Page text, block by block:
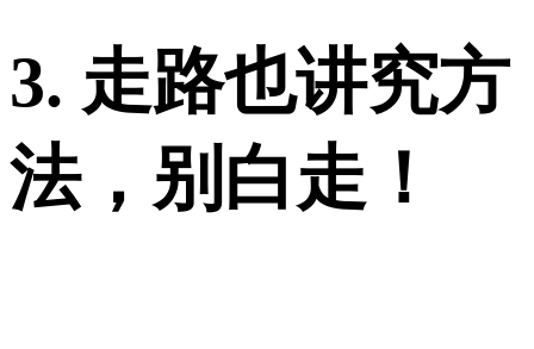
3. 走路也讲究方
法，别白走！